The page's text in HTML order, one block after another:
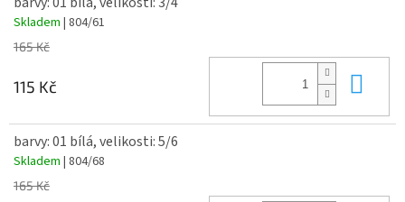
Skladem | 804/61
165 Kč
115 Kč
barvy: 01 bílá, velikosti: 5/6
Skladem | 804/68
165 Kč